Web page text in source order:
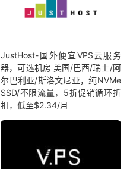
JustHost-国外便宜VPS云服务
器，可选机房 美国/巴西/瑞士/阿
尔巴利亚/斯洛文尼亚，纯NVMe
SSD/不限流量，5折促销循环折
扣，低至$2.34/月